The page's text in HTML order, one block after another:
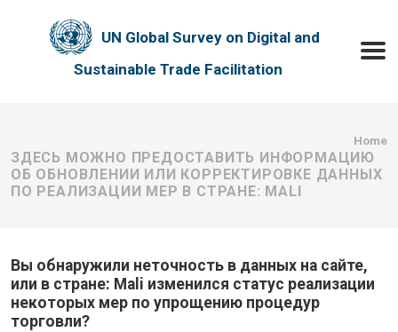
UN Global Survey on Digital and
Sustainable Trade Facilitation
Home
ЗДЕСЬ МОЖНО ПРЕДОСТАВИТЬ ИНФОРМАЦИЮ
ОБ ОБНОВЛЕНИИ ИЛИ КОРРЕКТИРОВКЕ ДАННЫХ
ПО РЕАЛИЗАЦИИ МЕР В СТРАНЕ: MALI
Вы обнаружили неточность в данных на сайте,
или в стране: Mali изменился статус реализации
некоторых мер по упрощению процедур
торговли?